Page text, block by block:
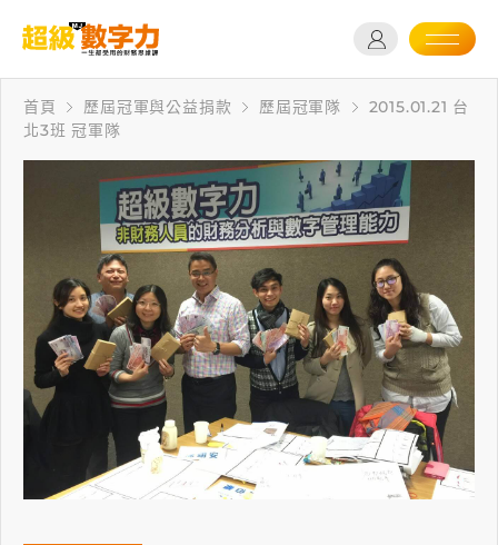
首頁 歷屆冠軍與公益捐款 歷屆冠軍隊
2015.01.21 台
北3班 冠軍隊